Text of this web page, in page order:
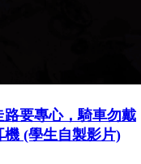
路要專心，騎車勿戴
機 (學生自製影片)